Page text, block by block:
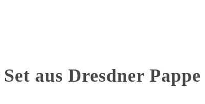
aus Dresdner Pappe